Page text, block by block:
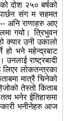
दोश २५० बर्षको
संग म सहमत
अनि राणाहरु आए
गयो। त्रिभुवन
क्यार उनी उकालो
हो भने महेन्द्रबाट
राष्ट्रबादी
लिएर लोकतन्त्रका
मात्रै चिनेको
तेस्तो किताब
भनेर ईतिहासमा
भनीनेहरु आज